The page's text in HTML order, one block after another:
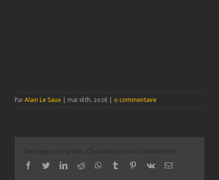
Par Alain Le Saux mai 16th, 2026 0 commentaire
Partagez cet article, Choisissez votre Plateforme!
facebook
twitterlinkedinreddit whatsapptumblr pinterest
vk Email